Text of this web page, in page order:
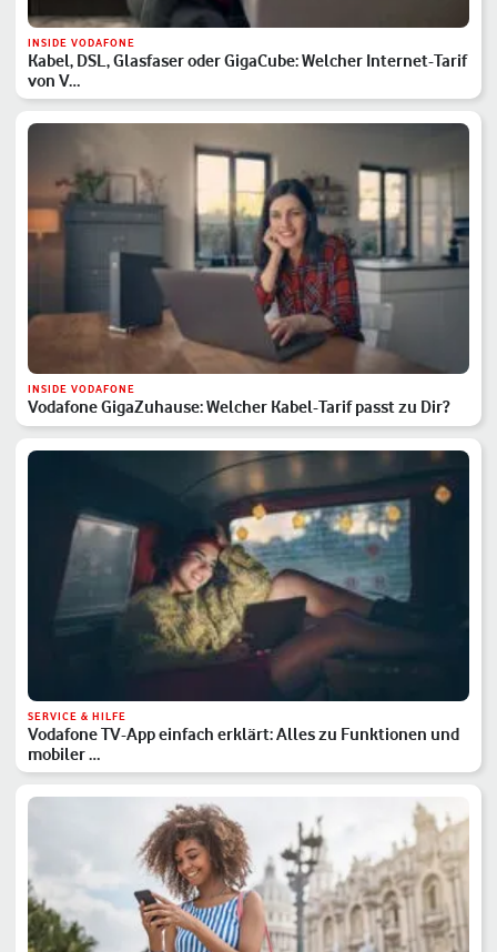
INSIDE VODAFONE
Kabel, DSL, Glasfaser oder GigaCube: Welcher Internet-Tarif
von V…
INSIDE VODAFONE
Vodafone GigaZuhause: Welcher Kabel-Tarif passt zu Dir?
SERVICE & HILFE
Vodafone TV-App einfach erklärt: Alles zu Funktionen und
mobiler …